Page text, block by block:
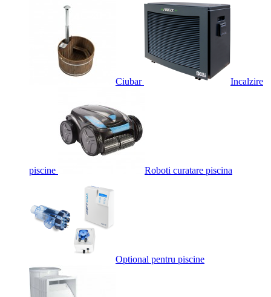
Ciubar Incalzire
piscine Roboti curatare piscina
Optional pentru piscine